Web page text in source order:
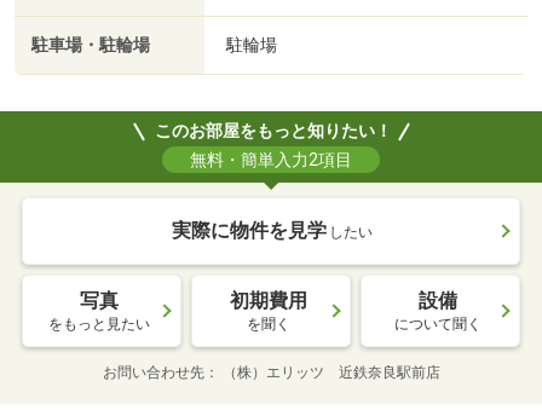
駐車場・駐輪場 駐輪場
このお部屋をもっと知りたい！
無料・簡単入力2項目
実際に物件を見学 したい
写真
をもっと見たい
初期費用
を聞く
設備
について聞く
お問い合わせ先 （株）エリッツ 近鉄奈良駅前店